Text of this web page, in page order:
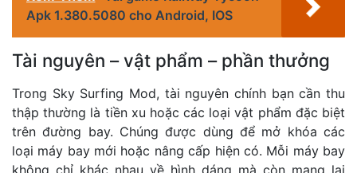
Apk 1.380.5080 cho Android, IOS
Tài nguyên – vật phẩm – phần thưởng
Trong Sky Surfing Mod, tài nguyên chính bạn cần thu
thập thường là tiền xu hoặc các loại vật phẩm đặc biệt
trên đường bay. Chúng được dùng để mở khóa các
loại máy bay mới hoặc nâng cấp hiện có. Mỗi máy bay
không chỉ khác nhau về hình dáng mà còn mang lại